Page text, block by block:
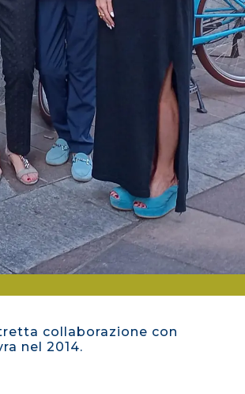
collaborazione con
nel 2014.